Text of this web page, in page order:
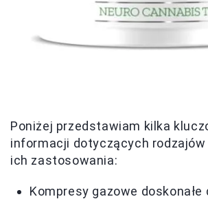
Poniżej przedstawiam kilka
informacji dotyczących rodzajów
ich zastosowania:
Kompresy gazowe doskonałe